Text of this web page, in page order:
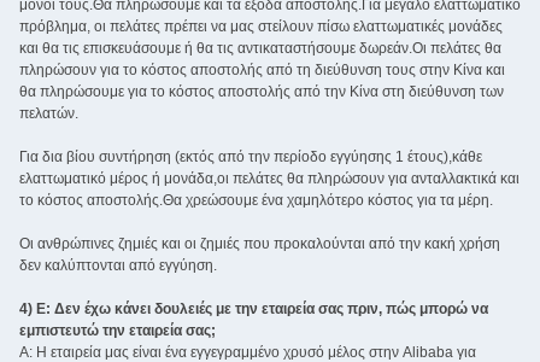
μόνοι τους.Θα πληρώσουμε και τα έξοδα αποστολής.Για μεγάλο ελαττωματικό
πρόβλημα, οι πελάτες πρέπει να μας στείλουν πίσω ελαττωματικές μονάδες
και θα τις επισκευάσουμε ή θα τις αντικαταστήσουμε δωρεάν.Οι πελάτες θα
πληρώσουν για το κόστος αποστολής από τη διεύθυνση τους στην Κίνα και
θα πληρώσουμε για το κόστος αποστολής από την Κίνα στη διεύθυνση των
πελατών.
Για δια βίου συντήρηση (εκτός από την περίοδο εγγύησης 1 έτους),κάθε
ελαττωματικό μέρος ή μονάδα,οι πελάτες θα πληρώσουν για ανταλλακτικά και
το κόστος αποστολής.Θα χρεώσουμε ένα χαμηλότερο κόστος για τα μέρη.
Οι ανθρώπινες ζημιές και οι ζημιές που προκαλούνται από την κακή χρήση
δεν καλύπτονται από εγγύηση.
4) Ε: Δεν έχω κάνει δουλειές με την εταιρεία σας πριν, πώς μπορώ να
εμπιστευτώ την εταιρεία σας;
Α: Η εταιρεία μας είναι ένα εγγεγραμμένο χρυσό μέλος στην Alibaba για